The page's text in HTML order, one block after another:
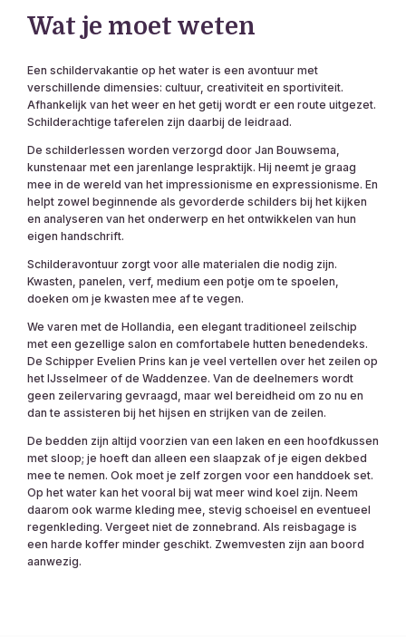
Wat je moet weten
Een schildervakantie op het water is een avontuur met
verschillende dimensies: cultuur, creativiteit en sportiviteit.
Afhankelijk van het weer en het getij wordt er een route uitgezet.
Schilderachtige taferelen zijn daarbij de leidraad.
De schilderlessen worden verzorgd door Jan Bouwsema,
kunstenaar met een jarenlange lespraktijk. Hij neemt je graag
mee in de wereld van het impressionisme en expressionisme. En
helpt zowel beginnende als gevorderde schilders bij het kijken
en analyseren van het onderwerp en het ontwikkelen van hun
eigen handschrift.
Schilderavontuur zorgt voor alle materialen die nodig zijn.
Kwasten, panelen, verf, medium een potje om te spoelen,
doeken om je kwasten mee af te vegen.
We varen met de Hollandia, een elegant traditioneel zeilschip
met een gezellige salon en comfortabele hutten benedendeks.
De Schipper Evelien Prins kan je veel vertellen over het zeilen op
het IJsselmeer of de Waddenzee. Van de deelnemers wordt
geen zeilervaring gevraagd, maar wel bereidheid om zo nu en
dan te assisteren bij het hijsen en strijken van de zeilen.
De bedden zijn altijd voorzien van een laken en een hoofdkussen
met sloop; je hoeft dan alleen een slaapzak of je eigen dekbed
mee te nemen. Ook moet je zelf zorgen voor een handdoek set.
Op het water kan het vooral bij wat meer wind koel zijn. Neem
daarom ook warme kleding mee, stevig schoeisel en eventueel
regenkleding. Vergeet niet de zonnebrand. Als reisbagage is
een harde koffer minder geschikt. Zwemvesten zijn aan boord
aanwezig.